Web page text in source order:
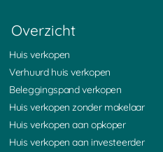
Overzicht
Huis verkopen
Verhuurd huis verkopen
Beleggingspand verkopen
Huis verkopen zonder makelaar
Huis verkopen aan opkoper
Huis verkopen aan investeerder